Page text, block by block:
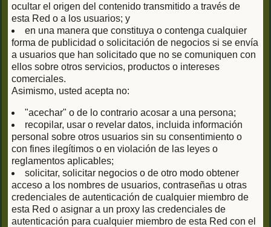
ocultar el origen del contenido transmitido a través de
esta Red o a los usuarios; y
en una manera que constituya o contenga cualquier
forma de publicidad o solicitación de negocios si se envía
a usuarios que han solicitado que no se comuniquen con
ellos sobre otros servicios, productos o intereses
comerciales.
Asimismo, usted acepta no:
"acechar" o de lo contrario acosar a una persona;
recopilar, usar o revelar datos, incluida información
personal sobre otros usuarios sin su consentimiento o
con fines ilegítimos o en violación de las leyes o
reglamentos aplicables;
solicitar, solicitar negocios o de otro modo obtener
acceso a los nombres de usuarios, contraseñas u otras
credenciales de autenticación de cualquier miembro de
esta Red o asignar a un proxy las credenciales de
autenticación para cualquier miembro de esta Red con el